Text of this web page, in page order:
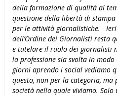
della formazione di qualità al
questione della libertà di
per le attività giornalistiche.
dell’Ordine dei Giornalisti resta
e tutelare il ruolo dei giornalisti
la professione sia svolta in
giorni aprendo i social vediamo
questo, non per la categoria, ma
società nella quale viviamo. Solo